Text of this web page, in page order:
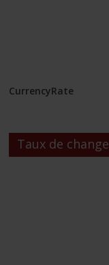
CurrencyRate
Taux de change